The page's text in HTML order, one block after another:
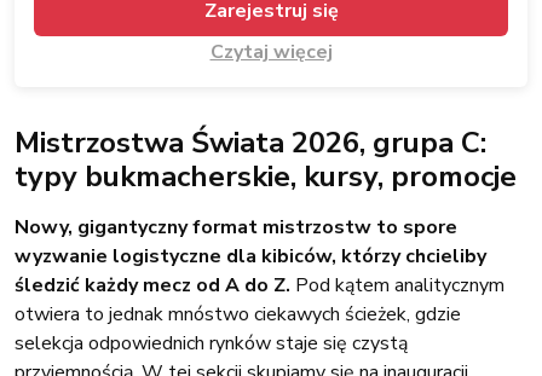
Zarejestruj się
Czytaj więcej
Mistrzostwa Świata 2026, grupa C:
typy bukmacherskie, kursy, promocje
Nowy, gigantyczny format mistrzostw to spore
wyzwanie logistyczne dla kibiców, którzy chcieliby
śledzić każdy mecz od A do Z. Pod kątem analitycznym
otwiera to jednak mnóstwo ciekawych ścieżek, gdzie
selekcja odpowiednich rynków staje się czystą